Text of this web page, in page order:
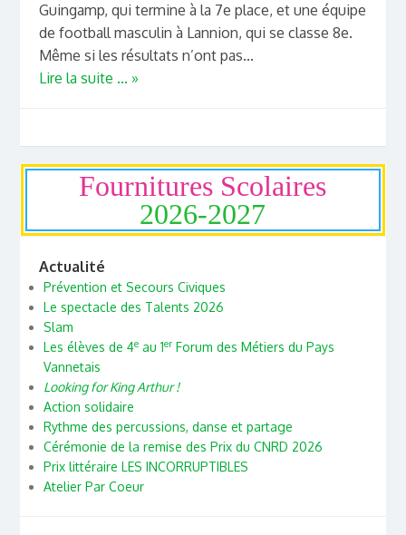
Guingamp, qui termine à la 7e place, et une équipe
de football masculin à Lannion, qui se classe 8e.
Même si les résultats n’ont pas...
Lire la suite ... »
Fournitures Scolaires
2026-2027
Actualité
Prévention et Secours Civiques
Le spectacle des Talents 2026
Slam
Les élèves de 4eau 1erForum des Métiers du Pays
Vannetais
Looking for King Arthur !
Action solidaire
Rythme des percussions, danse et partage
Cérémonie de la remise des Prix du CNRD 2026
Prix littéraire LES INCORRUPTIBLES
Atelier Par Coeur